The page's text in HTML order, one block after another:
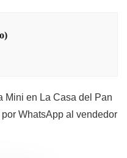
Mini en La Casa del Pan
WhatsApp al vendedor